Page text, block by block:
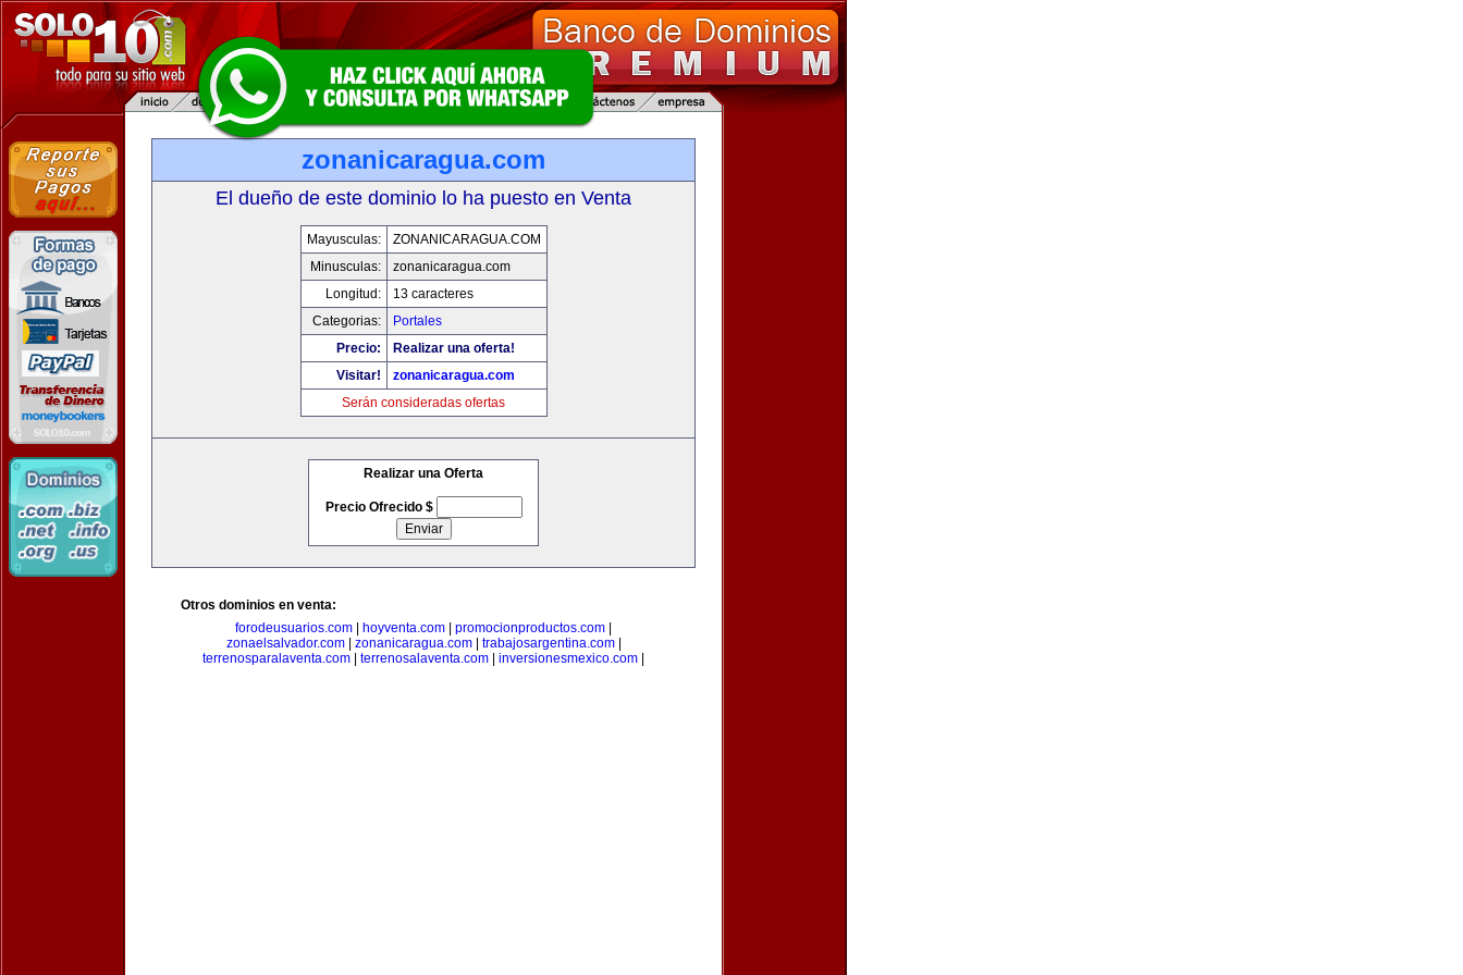
zonanicaragua.com
El dueño de este dominio lo ha puesto en Venta
Mayusculas:
ZONANICARAGUA.COM
Minusculas:
zonanicaragua.com
Longitud:
13 caracteres
Categorias:
Portales
Precio:
Realizar una oferta!
Visitar!
zonanicaragua.com
Serán consideradas ofertas
Realizar una Oferta
Precio Ofrecido $
Otros dominios en venta:
forodeusuarios.com
hoyventa.com promocionproductos.com
zonaelsalvador.com| zonanicaragua.com| trabajosargentina.com|
terrenosparalaventa.com
terrenosalaventa.com inversionesmexico.com